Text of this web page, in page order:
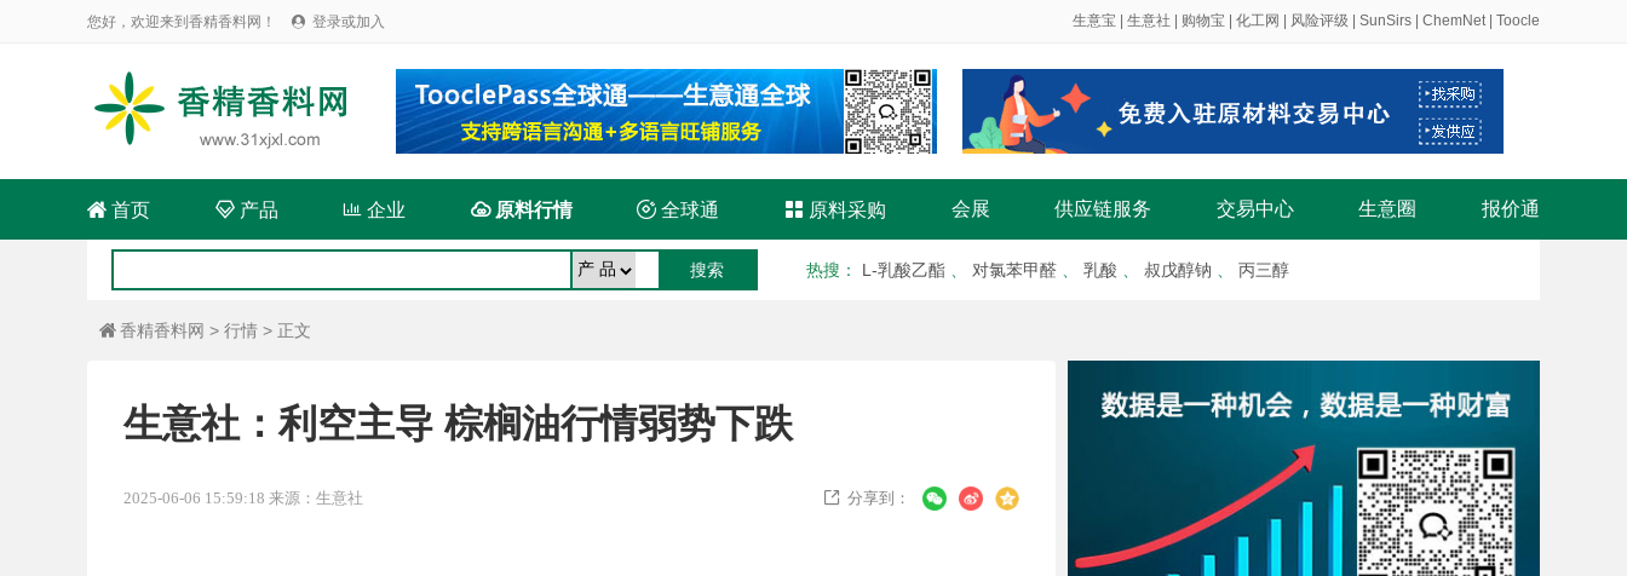
您好，欢迎来到香精香料网！  登录或加入 生意宝 生意社 购物宝 化工网 风险评级 SunSirs ChemNet| Toocle
 首页 产品  企业 原料行情  全球通  原料采购 会展 供应链服务 交易中心 生意圈 报价通
热搜 ： L-乳酸乙酯 对氯苯甲醛 乳酸 叔戊醇钠 丙三醇
 香精香料网 > 行情 > 正文
生意社：利空主导 棕榈油行情弱势下跌
2025-06-06 15:59:18 来源：生意社  分享到：